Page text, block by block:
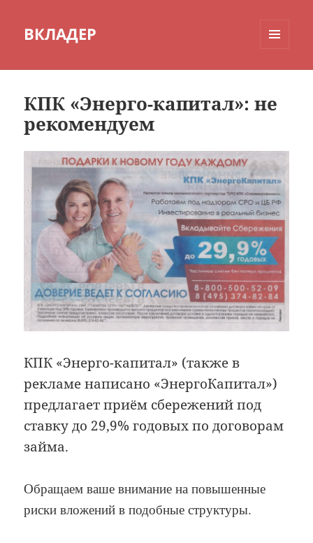
ВКЛАДЕР
КПК «Энерго-капитал»: не
рекомендуем
КПК «Энерго-капитал» (также в
рекламе написано «ЭнергоКапитал»)
предлагает приём сбережений под
ставку до 29,9% годовых по договорам
займа.
Обращаем ваше внимание на повышенные
риски вложений в подобные структуры.